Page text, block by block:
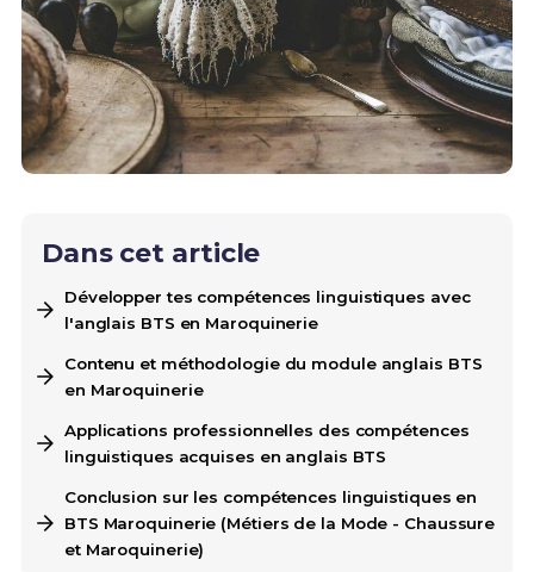
Dans cet article
Développer tes compétences linguistiques avec
l'anglais BTS en Maroquinerie
Contenu et méthodologie du module anglais BTS
en Maroquinerie
Applications professionnelles des compétences
linguistiques acquises en anglais BTS
Conclusion sur les compétences linguistiques en
BTS Maroquinerie (Métiers de la Mode - Chaussure
et Maroquinerie)